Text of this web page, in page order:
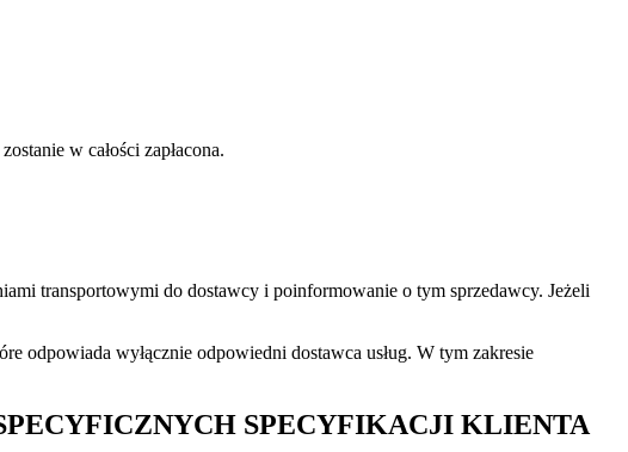
w całości zapłacona.
transportowymi do dostawcy i poinformowanie o tym sprzedawcy. Jeżeli
odpowiada wyłącznie odpowiedni dostawca usług. W tym zakresie
SPECYFIKACJI KLIENTA